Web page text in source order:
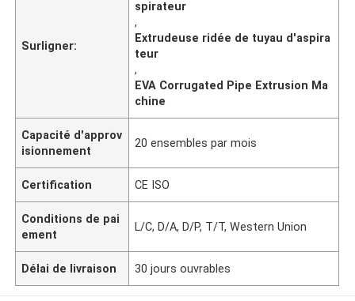
Surligner:
spirateur
,
Extrudeuse ridée de tuyau d'aspira
teur
,
EVA Corrugated Pipe Extrusion Ma
chine
Capacité d'approv
isionnement
20 ensembles par mois
Certification CE ISO
Conditions de pai
ement
L/C, D/A, D/P, T/T, Western Union
Délai de livraison 30 jours ouvrables